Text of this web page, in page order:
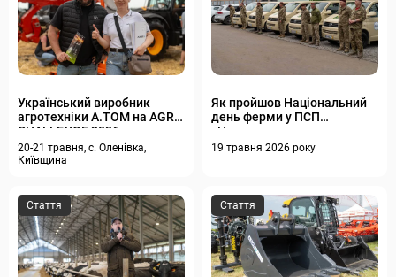
Український виробник
агротехніки А.ТОМ на AGRO
CHALLENGE 2026
20-21 травня, с. Оленівка,
Київщина
Як пройшов Національний
день ферми у ПСП
«Новоселиця»
19 травня 2026 року
Стаття Стаття